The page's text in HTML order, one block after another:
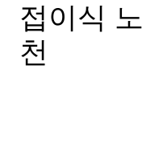
접이식
천